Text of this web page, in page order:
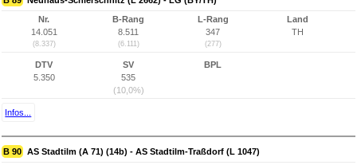
Nr.
14.051
(8.337)
B-Rang
8.511
(6.111)
L-Rang
347
(277)
Land
TH
DTV
5.350
SV
535
(10,0%)
BPL
Infos...
B 90 AS Stadtilm (A 71) (14b) - AS Stadtilm-Traßdorf (L 1047)